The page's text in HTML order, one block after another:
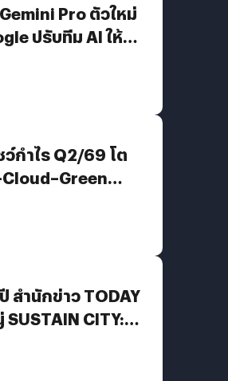
Pro ตัวใหม่
ปรับทีม AI ให้
ว์กำไร Q2/69 โต
เครื่อง New
สำนักข่าว TODAY
SUSTAIN CITY:
วสู่เศรษฐกิจสี